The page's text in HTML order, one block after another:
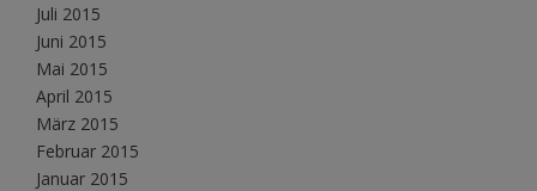
Juli 2015
Juni 2015
Mai 2015
April 2015
März 2015
Februar 2015
Januar 2015